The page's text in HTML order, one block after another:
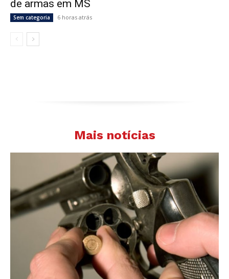
de armas em MS
Sem categoria 6 horas atrás
Mais notícias